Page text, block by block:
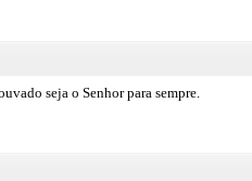
seja o Senhor para sempre.